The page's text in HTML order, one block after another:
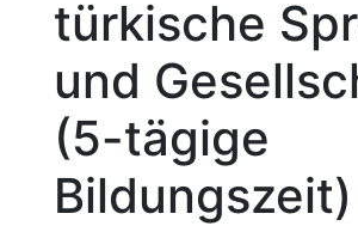
türkische
und
(5-tägige
Bildungszeit)